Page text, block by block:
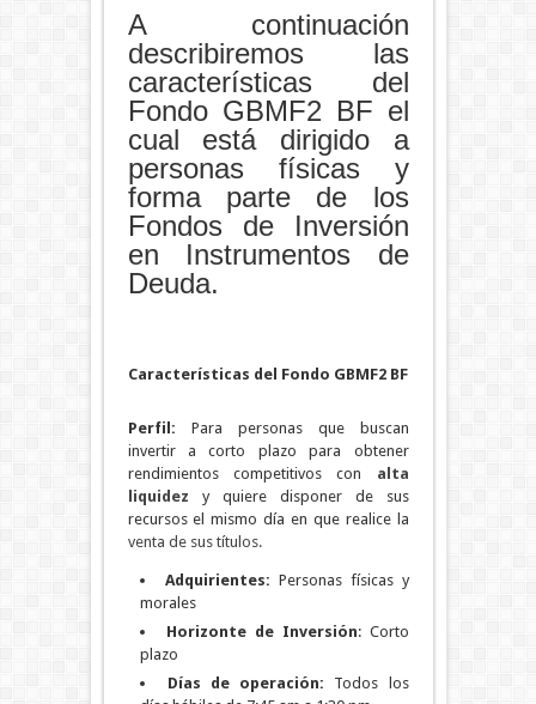
A continuación
describiremos las
características del
Fondo GBMF2 BF el
cual está dirigido a
personas físicas y
forma parte de los
Fondos de Inversión
en Instrumentos de
Deuda.
Características del Fondo GBMF2 BF
Perfil: Para personas que buscan
invertir a corto plazo para obtener
rendimientos competitivos con alta
liquidez y quiere disponer de sus
recursos el mismo día en que realice la
venta de sus títulos.
Adquirientes: Personas físicas y
morales
Horizonte de Inversión: Corto
plazo
Días de operación: Todos los